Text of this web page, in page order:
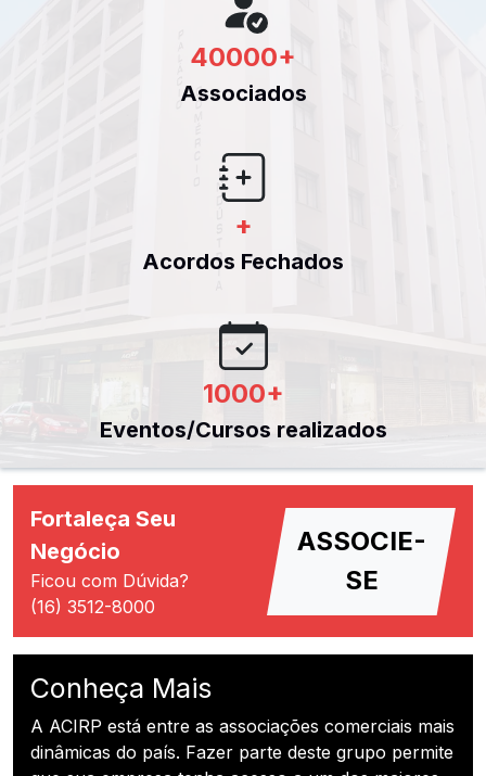
40000+
Associados
+
Acordos Fechados
1000+
Eventos/Cursos realizados
Fortaleça Seu
Negócio
Ficou com Dúvida?
(16) 3512-8000
ASSOCIE-
SE
Conheça Mais
A ACIRP está entre as associações comerciais mais
dinâmicas do país. Fazer parte deste grupo permite